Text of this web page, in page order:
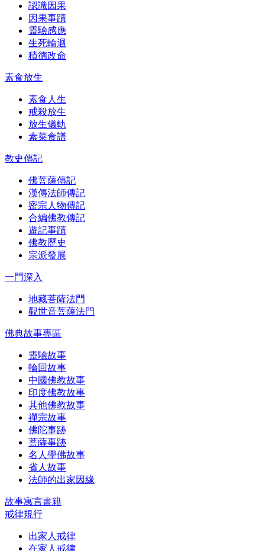
認識因果
因果事蹟
靈驗感應
生死輪迴
積德改命
素食放生
素食人生
戒殺放生
放生儀軌
素菜食譜
教史傳記
佛菩薩傳記
漢傳法師傳記
密宗人物傳記
合編佛教傳記
遊記事蹟
佛教歷史
宗派發展
一門深入
地藏菩薩法門
觀世音菩薩法門
佛典故事專區
靈驗故事
輪回故事
中國佛教故事
印度佛教故事
其他佛教故事
禪宗故事
佛陀事跡
菩薩事跡
名人學佛故事
省人故事
法師的出家因緣
故事寓言書籍
戒律規行
出家人戒律
在家人戒律